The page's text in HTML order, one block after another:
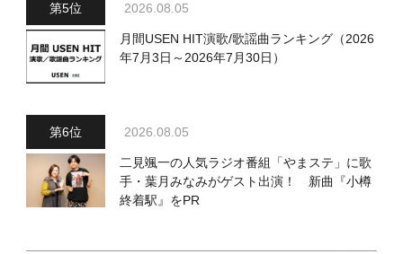
2026.08.05
月間USEN HIT演歌/歌謡曲ランキング（2026
年7月3日～2026年7月30日）
2026.08.05
二見颯一の人気ラジオ番組「やまステ」に歌
手・葉月みなみがゲスト出演！ 新曲『小樽
終着駅』をPR